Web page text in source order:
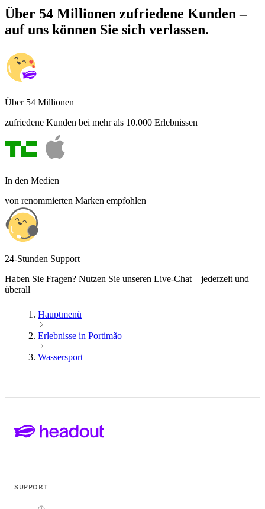
Über 54 Millionen zufriedene Kunden –
auf uns können Sie sich verlassen.
Über 54 Millionen
zufriedene Kunden bei mehr als 10.000 Erlebnissen
In den Medien
von renommierten Marken empfohlen
24-Stunden Support
Haben Sie Fragen? Nutzen Sie unseren Live-Chat – jederzeit und
überall
Hauptmenü
Erlebnisse in Portimão
Wassersport
SUPPORT